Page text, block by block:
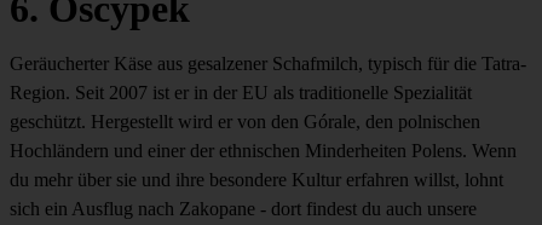
Geräucherter Käse aus gesalzener Schafmilch, typisch für die Tatra-
Region. Seit 2007 ist er in der EU als traditionelle Spezialität
geschützt. Hergestellt wird er von den Górale, den polnischen
Hochländern und einer der ethnischen Minderheiten Polens. Wenn
du mehr über sie und ihre besondere Kultur erfahren willst, lohnt
sich ein Ausflug nach Zakopane - dort findest du auch unsere